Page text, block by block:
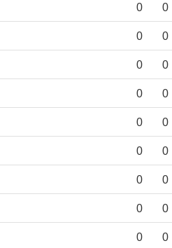
0 0
0 0
0 0
0 0
0 0
0 0
0 0
0 0
0 0